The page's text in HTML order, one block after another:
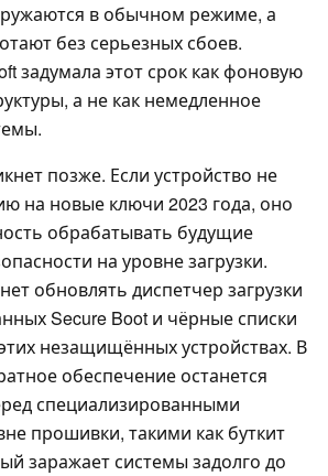
в обычном режиме, а
без серьезных сбоев.
задумала этот срок как фоновую
а не как немедленное
позже. Если устройство не
на новые ключи 2023 года, оно
обрабатывать будущие
на уровне загрузки.
обновлять диспетчер загрузки
Secure Boot и чёрные списки
незащищённых устройствах. В
обеспечение останется
специализированными
прошивки, такими как буткит
заражает системы задолго до